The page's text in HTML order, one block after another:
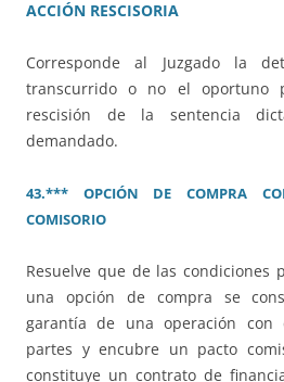
ACCIÓN RESCISORIA
Corresponde al Juzgado la
transcurrido o no el oportuno
rescisión de la sentencia
demandado.
43.*** OPCIÓN DE COMPRA
COMISORIO
Resuelve que de las condiciones
una opción de compra se
garantía de una operación con
partes y encubre un pacto
constituye un contrato de